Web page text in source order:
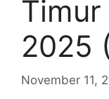
2025
November 11,